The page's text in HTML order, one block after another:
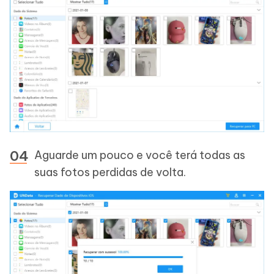
Aguarde um pouco e você terá todas as
suas fotos perdidas de volta.